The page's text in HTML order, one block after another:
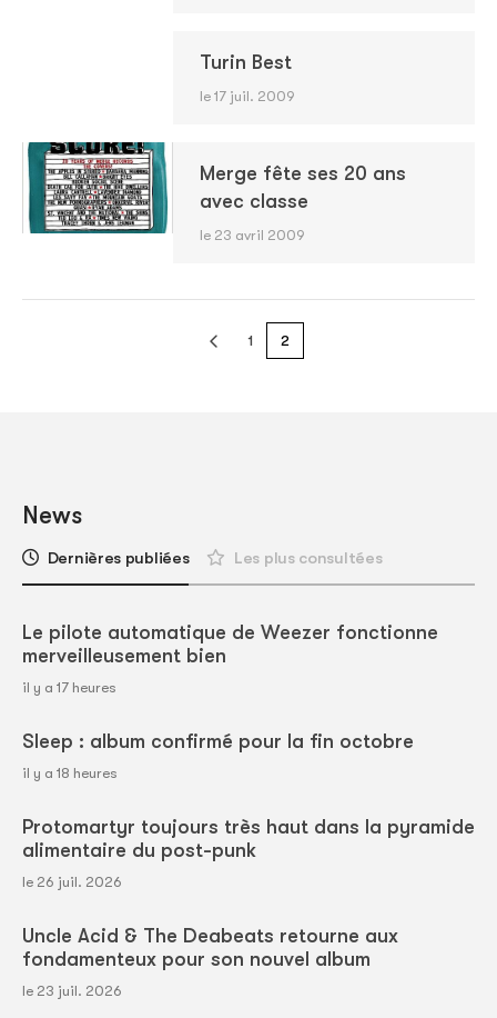
Turin Best
le 17 juil. 2009
Merge fête ses 20 ans
avec classe
le 23 avril 2009
1 2
News
Dernières publiées Les plus consultées
Le pilote automatique de Weezer fonctionne
merveilleusement bien
il y a 17 heures
Sleep : album confirmé pour la fin octobre
il y a 18 heures
Protomartyr toujours très haut dans la pyramide
alimentaire du post-punk
le 26 juil. 2026
Uncle Acid & The Deabeats retourne aux
fondamenteux pour son nouvel album
le 23 juil. 2026